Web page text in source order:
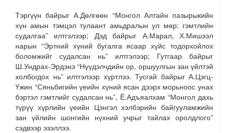
Тэргүүн байрыг А.Дөлгөөн “Монгол Алтайн пазырыкийн
хүн амын тэмцэл тулаант амьдралын ул мөр: гэмтлийн
судалгаа” илтгэлээр; Дэд байрыг А.Марал, Х.Мишээл
нарын “Эртний хүний бугалга ясаар хүйс тодорхойлох
боломжийг судалсан нь” илтгэлээр; Гутгаар байрыг
Ш.Ундрах-Эрдэнэ “Нүүдэлчдийн ор, оршуулгын зан үйлтэй
холбогдох нь” илтгэлээр хүртлээ. Тусгай байрыг А.Цэгц-
Үжин “Сяньбигийн үеийн хүний ясан дээрх морьноос унах
бэртэл гэмтлийг судалсан нь”, Ё.Адъяалхам “Монгол дахь
түрүү хүрлийн үеийн Цэнгэл хэлбэрийн байгууламжийн
зан үйлийн шонгийн нүхний учрыг тайлах оролдлого”
сэдвээр эзэллээ.